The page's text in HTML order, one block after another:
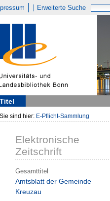
Erweiterte Suche
Titel
Sie sind hier: E-Pflicht-Sammlung
Elektronische
Zeitschrift
Gesamttitel
Amtsblatt der Gemeinde
Kreuzau